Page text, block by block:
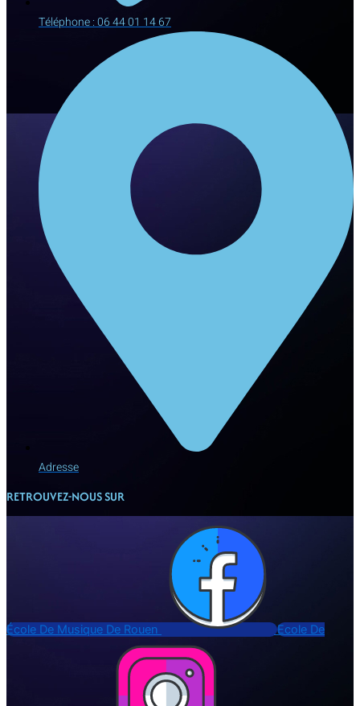
Téléphone : 06 44 01 14 67
Adresse
RETROUVEZ-NOUS SUR
École De Musique De Rouen Ecole De